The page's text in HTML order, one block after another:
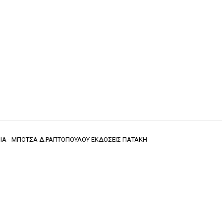
- ΜΠΟΤΣΑ Δ.ΡΑΠΤΟΠΟΥΛΟΥ ΕΚΔΟΣΕΙΣ ΠΑΤΑΚΗ